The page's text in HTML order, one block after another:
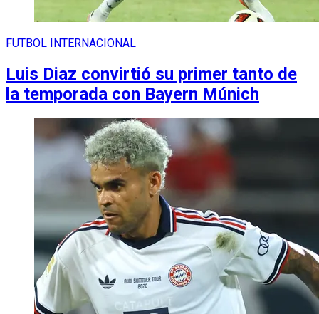
FUTBOL INTERNACIONAL
Luis Diaz convirtió su primer tanto de
la temporada con Bayern Múnich